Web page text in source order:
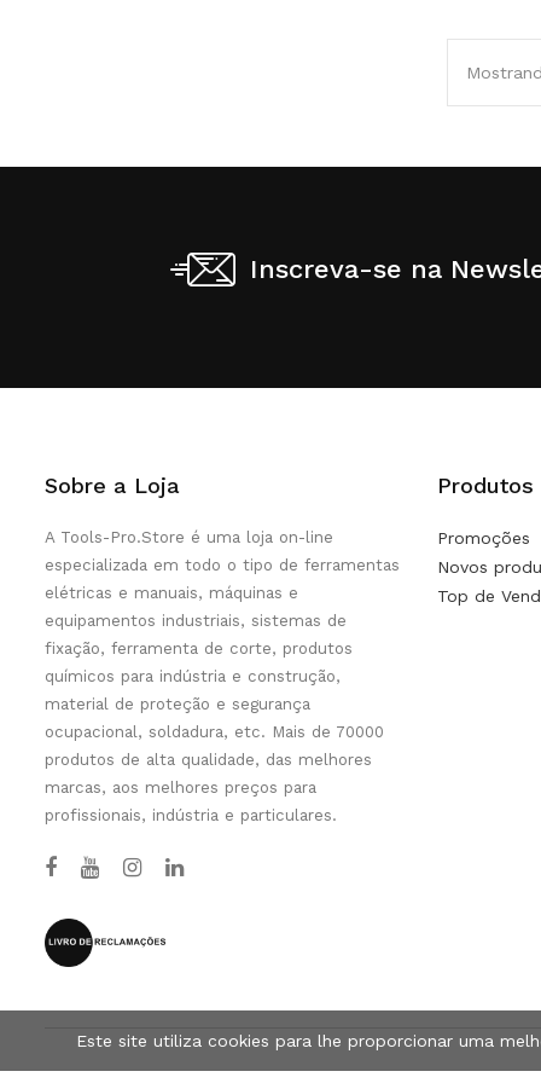
Inscreva-se na
Sobre a Loja
A Tools-Pro.Store é uma loja on-line
especializada em todo o tipo de ferramentas
elétricas e manuais, máquinas e
equipamentos industriais, sistemas de
fixação, ferramenta de corte, produtos
químicos para indústria e construção,
material de proteção e segurança
ocupacional, soldadura, etc. Mais de 70000
produtos de alta qualidade, das melhores
marcas, aos melhores preços para
profissionais, indústria e particulares.
Produtos
Promoções
Novos
Top de
Este site utiliza cookies para lhe proporcionar uma